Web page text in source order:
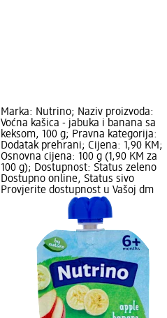
Marka: Nutrino; Naziv proizvoda:
Voćna kašica - jabuka i banana sa
keksom, 100 g; Pravna kategorija:
Dodatak prehrani; Cijena: 1,90 KM;
Osnovna cijena: 100 g (1,90 KM za
100 g); Dostupnost: Status zeleno
Dostupno online, Status sivo
Provjerite dostupnost u Vašoj dm